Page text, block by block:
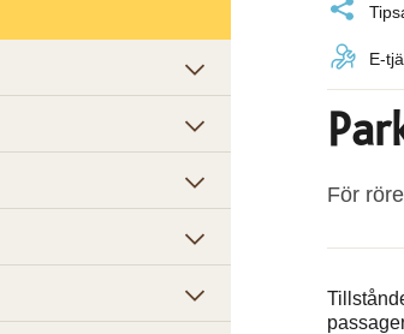
E-
För